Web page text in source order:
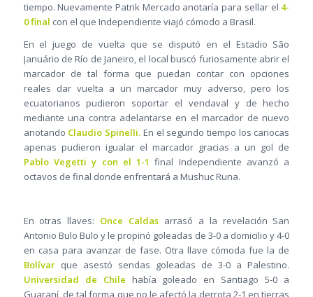
tiempo. Nuevamente Patrik Mercado anotaría para sellar el 4-
0 final con el que Independiente viajó cómodo a Brasil.
En el juego de vuelta que se disputó en el Estadio São
Januário de Río de Janeiro, el local buscó furiosamente abrir el
marcador de tal forma que puedan contar con opciones
reales dar vuelta a un marcador muy adverso, pero los
ecuatorianos pudieron soportar el vendaval y de hecho
mediante una contra adelantarse en el marcador de nuevo
anotando Claudio Spinelli. En el segundo tiempo los cariocas
apenas pudieron igualar el marcador gracias a un gol de
Pablo Vegetti y con el 1-1 final Independiente avanzó a
octavos de final donde enfrentará a Mushuc Runa.
En otras llaves: Once Caldas arrasó a la revelación San
Antonio Bulo Bulo y le propinó goleadas de 3-0 a domicilio y 4-0
en casa para avanzar de fase. Otra llave cómoda fue la de
Bolívarque asestó sendas goleadas de 3-0 a Palestino.
Universidad de Chile había goleado en Santiago 5-0 a